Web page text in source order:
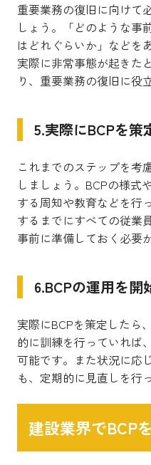
重要業務の復旧に向けて
しょう。「どのような事
はどれぐらいか」などを
実際に非常事態が起きた
り、重要業務の復旧に役
5.実際にBCPを策
これまでのステップを考
しましょう。BCPの様式
する周知や教育などを行
するまでにすべての従業
事前に準備しておく必要
6.BCPの運用を開
実際にBCPを策定したら
的に訓練を行っていれば
可能です。また状況に応
も、定期的に見直しを行
建設業界でBCP